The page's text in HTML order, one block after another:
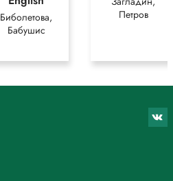
Биболетова,
Бабушис
Петров